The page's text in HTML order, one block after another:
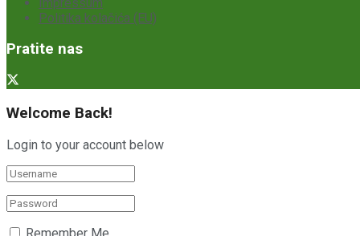
Politika kolačića (EU)
Pratite nas
Welcome Back!
Login to your account below
Remember Me